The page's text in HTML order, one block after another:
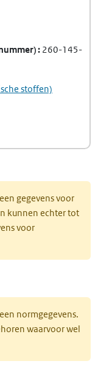
260-145-
stoffen)
gegevens voor
kunnen echter tot
voor
normgegevens.
waarvoor wel